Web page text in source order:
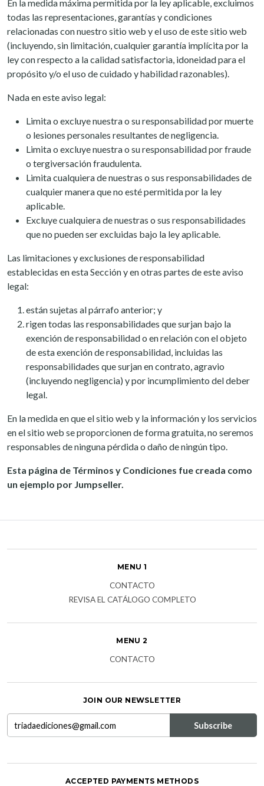
En la medida máxima permitida por la ley aplicable, excluimos
todas las representaciones, garantías y condiciones
relacionadas con nuestro sitio web y el uso de este sitio web
(incluyendo, sin limitación, cualquier garantía implícita por la
ley con respecto a la calidad satisfactoria, idoneidad para el
propósito y/o el uso de cuidado y habilidad razonables).
Nada en este aviso legal:
Limita o excluye nuestra o su responsabilidad por muerte
o lesiones personales resultantes de negligencia.
Limita o excluye nuestra o su responsabilidad por fraude
o tergiversación fraudulenta.
Limita cualquiera de nuestras o sus responsabilidades de
cualquier manera que no esté permitida por la ley
aplicable.
Excluye cualquiera de nuestras o sus responsabilidades
que no pueden ser excluidas bajo la ley aplicable.
Las limitaciones y exclusiones de responsabilidad
establecidas en esta Sección y en otras partes de este aviso
legal:
están sujetas al párrafo anterior; y
rigen todas las responsabilidades que surjan bajo la
exención de responsabilidad o en relación con el objeto
de esta exención de responsabilidad, incluidas las
responsabilidades que surjan en contrato, agravio
(incluyendo negligencia) y por incumplimiento del deber
legal.
En la medida en que el sitio web y la información y los servicios
en el sitio web se proporcionen de forma gratuita, no seremos
responsables de ninguna pérdida o daño de ningún tipo.
Esta página de Términos y Condiciones fue creada como
un ejemplo por Jumpseller.
MENU 1
CONTACTO
REVISA EL CATÁLOGO COMPLETO
MENU 2
CONTACTO
JOIN OUR NEWSLETTER
ACCEPTED PAYMENTS METHODS